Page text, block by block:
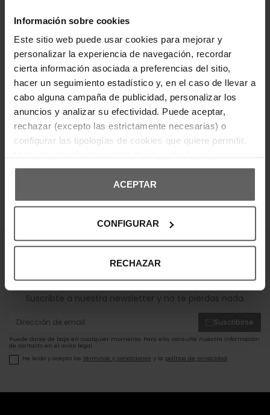
Información sobre cookies
Este sitio web puede usar cookies para mejorar y
personalizar la experiencia de navegación, recordar
cierta información asociada a preferencias del sitio,
hacer un seguimiento estadístico y, en el caso de llevar a
cabo alguna campaña de publicidad, personalizar los
anuncios y analizar su efectividad. Puede aceptar,
rechazar (excepto las estrictamente necesarias) o
configurar las tipologías de cookies que quiere permitir.
ACEPTAR
CONFIGURAR
RECHAZAR
interior ofrece múltiples compartimentos para
organización eficiente. Un accesorio esencial para
quienes buscan practicidad con un toque
elegante y moderno.
DETALLES DEL PRODUCTO
DEVOLUCIONES Y CAMBIOS
¡Entérate de todas las novedades y
ofertas!
Suscribte a nuestra newsletter y no te pierdas nada.
Suscribirse
Puede darse de baja en cualquier momento. Para ello, consulte nuestra información
de contacto en el aviso legal.
He leído y acepto los términos y condiciones y la política de privacidad